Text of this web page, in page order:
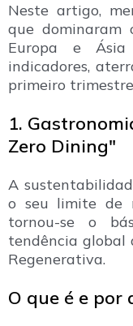
Neste artigo,
que dominaram
Europa e
indicadores,
primeiro
1.
Zero Dining"
A
o seu limite de
tornou-se o
tendência global
Regenerativa.
O que é e por